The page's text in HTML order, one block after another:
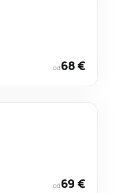
od68 €
od69 €